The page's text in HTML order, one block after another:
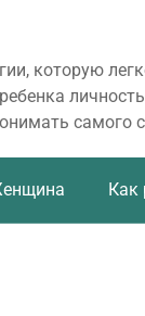
которую
самого
Как